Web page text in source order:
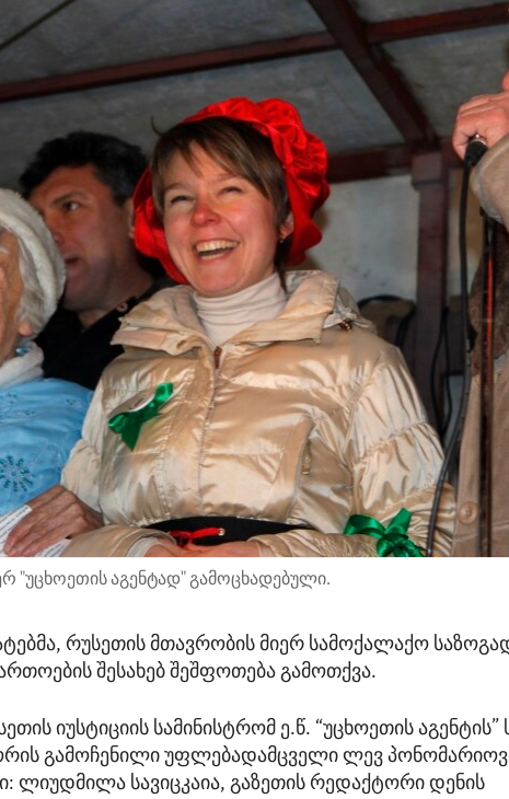
"უცხოეთის აგენტად" გამოცხადებული.
რუსეთის მთავრობის მიერ სამოქალაქო
შესახებ შეშფოთება გამოთქვა.
იუსტიციის სამინისტრომ ე.წ. “უცხოეთის აგენტის”
გამოჩენილი უფლებადამცველი ლევ
ლიუდმილა სავიცკაია, გაზეთის რედაქტორი დენის